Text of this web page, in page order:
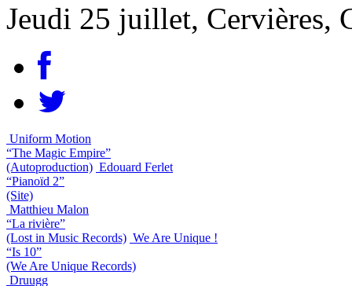
Jeudi 25 juillet, Cervières,
Uniform Motion
“The Magic Empire”
(Autoproduction) Edouard Ferlet
“Pianoïd 2”
(Site)
Matthieu Malon
“La rivière”
(Lost in Music Records) We Are Unique !
“Is 10”
(We Are Unique Records)
Druugg